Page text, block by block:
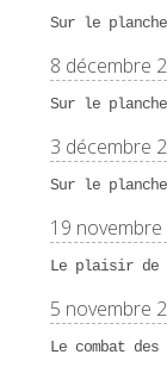
Sur le
8 décembre
Sur le
3 décembre
Sur le
19 novembre
Le plaisir de
5 novembre
Le combat